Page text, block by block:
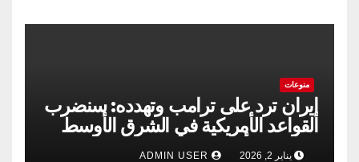
منوعات
إيران ترد على ترامب وتهدده: سنضرب
القواعد الأمريكية في الشرق الأوسط
إذا حدثت أي مغامرة
يناير 2, 2026